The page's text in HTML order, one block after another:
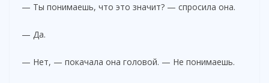
— Ты понимаешь, что это значит? — спросила она.
— Да.
— Нет, — покачала она головой. — Не понимаешь.